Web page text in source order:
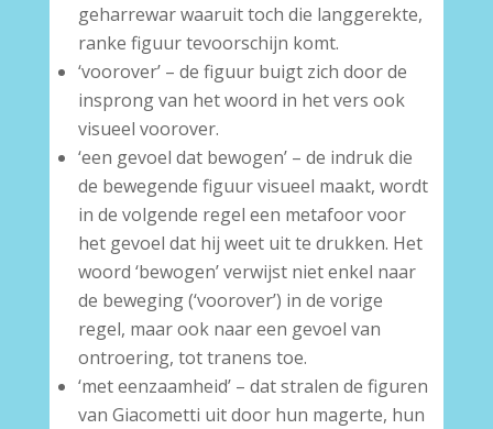
geharrewar waaruit toch die langgerekte,
ranke figuur tevoorschijn komt.
‘voorover’ – de figuur buigt zich door de
insprong van het woord in het vers ook
visueel voorover.
‘een gevoel dat bewogen’ – de indruk die
de bewegende figuur visueel maakt, wordt
in de volgende regel een metafoor voor
het gevoel dat hij weet uit te drukken. Het
woord ‘bewogen’ verwijst niet enkel naar
de beweging (‘voorover’) in de vorige
regel, maar ook naar een gevoel van
ontroering, tot tranens toe.
‘met eenzaamheid’ – dat stralen de figuren
van Giacometti uit door hun magerte, hun